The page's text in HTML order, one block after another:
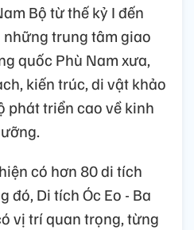
Bộ từ thế kỷ I đến
trung tâm giao
quốc Phù Nam xưa,
kiến trúc, di vật khảo
phát triển cao về kinh
có hơn 80 di tích
đó, Di tích Óc Eo - Ba
vị trí quan trọng, từng